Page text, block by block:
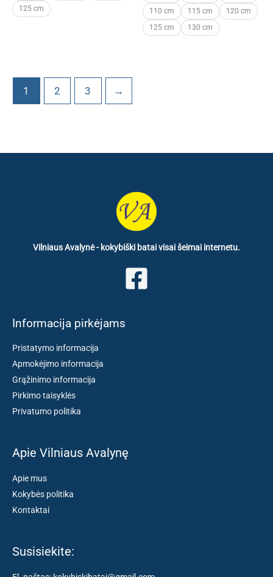
125 cm
110 cm
115 cm
120 cm
125 cm
130 cm
1 2 3 →
Vilniaus Avalynė - kokybiški batai visai šeimai internetu.
Informacija pirkėjams
Pristatymo informacija
Apmokėjimo informacija
Grąžinimo informacija
Pirkimo taisyklės
Privatumo politika
Apie Vilniaus Avalynę
Apie mus
Kokybės politika
Kontaktai
Susisiekite: